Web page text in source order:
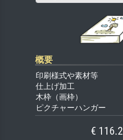
概要
印刷様式や素材等
仕上げ加工
木枠（画枠）
ピクチャーハンガー
€